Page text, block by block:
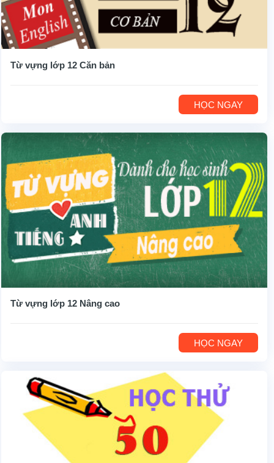
Từ vựng lớp 12 Căn bản
HỌC NGAY
Từ vựng lớp 12 Nâng cao
HỌC NGAY